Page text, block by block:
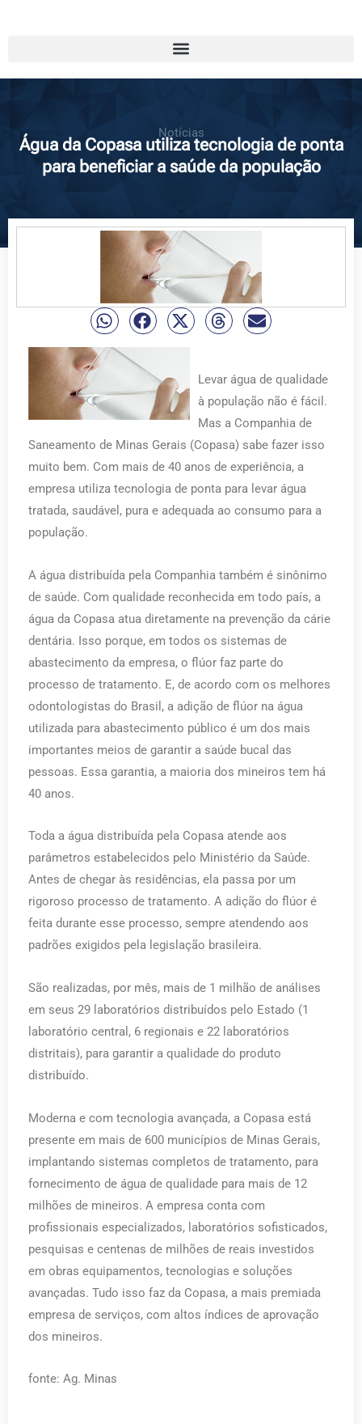
Notícias
Água da Copasa utiliza tecnologia de ponta
para beneficiar a saúde da população
Levar água de qualidade
à população não é fácil.
Mas a Companhia de
Saneamento de Minas Gerais (Copasa) sabe fazer isso
muito bem. Com mais de 40 anos de experiência, a
empresa utiliza tecnologia de ponta para levar água
tratada, saudável, pura e adequada ao consumo para a
população.
A água distribuída pela Companhia também é sinônimo
de saúde. Com qualidade reconhecida em todo país, a
água da Copasa atua diretamente na prevenção da cárie
dentária. Isso porque, em todos os sistemas de
abastecimento da empresa, o flúor faz parte do
processo de tratamento. E, de acordo com os melhores
odontologistas do Brasil, a adição de flúor na água
utilizada para abastecimento público é um dos mais
importantes meios de garantir a saúde bucal das
pessoas. Essa garantia, a maioria dos mineiros tem há
40 anos.
Toda a água distribuída pela Copasa atende aos
parâmetros estabelecidos pelo Ministério da Saúde.
Antes de chegar às residências, ela passa por um
rigoroso processo de tratamento. A adição do flúor é
feita durante esse processo, sempre atendendo aos
padrões exigidos pela legislação brasileira.
São realizadas, por mês, mais de 1 milhão de análises
em seus 29 laboratórios distribuídos pelo Estado (1
laboratório central, 6 regionais e 22 laboratórios
distritais), para garantir a qualidade do produto
distribuído.
Moderna e com tecnologia avançada, a Copasa está
presente em mais de 600 municípios de Minas Gerais,
implantando sistemas completos de tratamento, para
fornecimento de água de qualidade para mais de 12
milhões de mineiros. A empresa conta com
profissionais especializados, laboratórios sofisticados,
pesquisas e centenas de milhões de reais investidos
em obras equipamentos, tecnologias e soluções
avançadas. Tudo isso faz da Copasa, a mais premiada
empresa de serviços, com altos índices de aprovação
dos mineiros.
fonte: Ag. Minas